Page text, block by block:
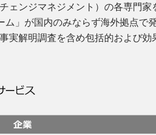
ェンジマネジメント）の各専門家
ム」が国内のみならず海外拠点で
実解明調査を含め包括的および効